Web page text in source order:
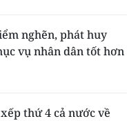
nghẽn, phát huy
vụ nhân dân tốt hơn
thứ 4 cả nước về